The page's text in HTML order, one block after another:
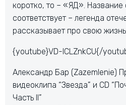
коротко, то – «ЯД».
соответствует – легенда
рассказывает про свою
{youtube}VD-lCLZnkCU{/
Александр Бар (Zazemlenie)
видеоклипа “Звезда” и CD
Часть II”